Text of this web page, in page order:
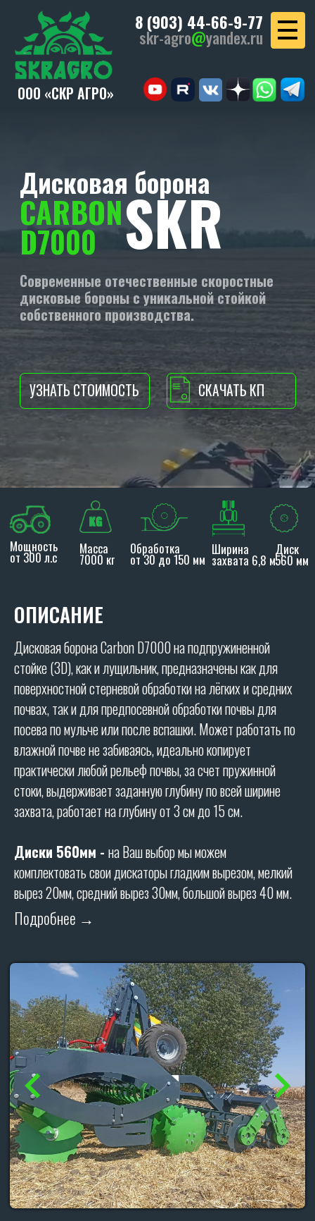
8 (903) 44-66-9-77
skr-agro@ yandex.ru
ООО «СКР АГРО»
SKR
Современные отечественные скоростные
дисковые бороны с уникальной стойкой
собственного производства.
D7000
УЗНАТЬ СТОИМОСТЬ СКАЧАТЬ КП
Мощность
от 300 л.с
Масса
7000 кг
Обработка
от 30 до 150 мм
Диск
560 мм
Ширина
захвата 6,8 м
ОПИСАНИЕ
Дисковая борона Carbon D7000 на подпружиненной
стойке (3D), как и лущильник, предназначены как для
поверхностной стерневой обработки на лёгких и средних
почвах, так и для предпосевной обработки почвы для
посева по мульче или после вспашки. Может работать по
влажной почве не забиваясь, идеально копирует
практически любой рельеф почвы, за счет пружинной
стоки, выдерживает заданную глубину по всей ширине
захвата, работает на глубину от 3 см до 15 см.
Диски 560мм - на Ваш выбор мы можем
комплектовать свои дискаторы гладким вырезом, мелкий
вырез 20мм, средний вырез 30мм, большой вырез 40 мм.
Подробнее →
Транспортная ширина (м): 3
Транспортная высота (м): 3,5
Транспортная длина (м): 6
Рабочая длина (м): 6,2
Рабочая ширина (м): 6,8
Рабочая высота (м): 1,65
Расстояние между центрами рабочих органов (мм):
250
Расст-е между центрами дисков переднего и заднего
ряда (мм): 1200
Расстояние между центрами дисков второго ряда и
катком (мм): 850
Количество рабочих органов (шт): 54
Диск рабочего органа (мм): 560 (наплавка гранит)
Количество катков (шт): 2 по 3 м
Подшипник на катках: FKL 308 самоцентрирующийся
(обслуживаемый)
ТЕХНИЧЕСКИЕ
ХАРАКТЕРИСТИКИ